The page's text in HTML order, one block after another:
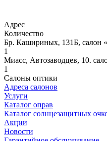
Адрес
Количество
Бр. Кашириных, 131Б, салон
1
Миасс, Автозаводцев, 10.
1
Салоны оптики
Адреса салонов
Услуги
Каталог оправ
Каталог солнцезащитных
Акции
Новости